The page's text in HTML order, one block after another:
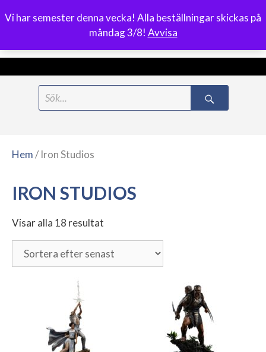
Vi har semester denna vecka! Alla beställningar skickas på
måndag 3/8! Avvisa
0
Meny
Hem/ Iron Studios
IRON STUDIOS
Visar alla 18 resultat
efter
senaste